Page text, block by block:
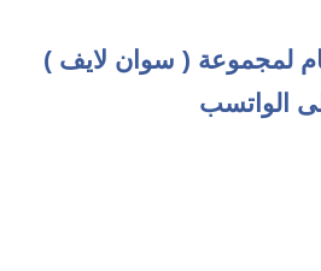
لمجموعة ( سوان لايف )
الواتسب